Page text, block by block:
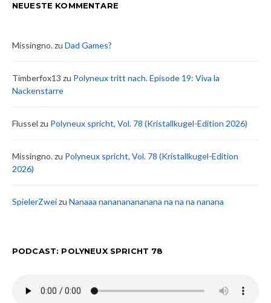
NEUESTE KOMMENTARE
Missingno.zu Dad Games?
Timberfox13 zu Polyneux tritt nach. Episode 19: Viva la
Nackenstarre
Flussel zu Polyneux spricht, Vol. 78 (Kristallkugel-Edition 2026)
Missingno.zu Polyneux spricht, Vol. 78 (Kristallkugel-Edition
2026)
SpielerZweizu Nanaaa nanananananana na na na nanana
PODCAST: POLYNEUX SPRICHT 78